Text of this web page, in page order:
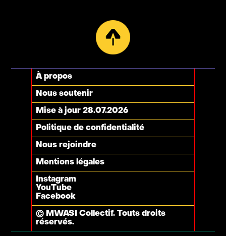
À propos
Nous soutenir
Politique de confidentialité
Mise à jour 28.07.2026
Instagram
YouTube
Facebook
Nous rejoindre
Mentions légales
© MWASI Collectif. Touts droits
réservés.